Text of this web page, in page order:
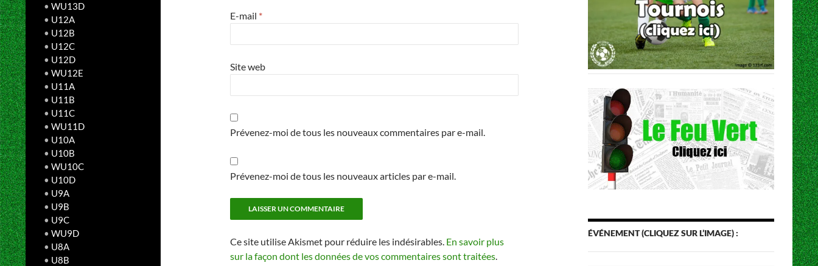
E-mail *
Site web
Prévenez-moi de tous les nouveaux commentaires par e-mail.
Prévenez-moi de tous les nouveaux articles par e-mail.
Ce site utilise Akismet pour réduire les indésirables. En savoir plus
sur la façon dont les données de vos commentaires sont traitées.
ÉVÉNEMENT (CLIQUEZ SUR L’IMAGE) :
• WU13D
• U12A
• U12B
• U12C
• U12D
• WU12E
• U11A
• U11B
• U11C
• WU11D
• U10A
• U10B
• WU10C
• U10D
• U9A
• U9B
• U9C
• WU9D
• U8A
• U8B